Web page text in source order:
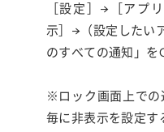
［設定］→［アプ
示］→（設定したい
のすべての通知」を
※ロック画面上での
毎に非表示を設定す